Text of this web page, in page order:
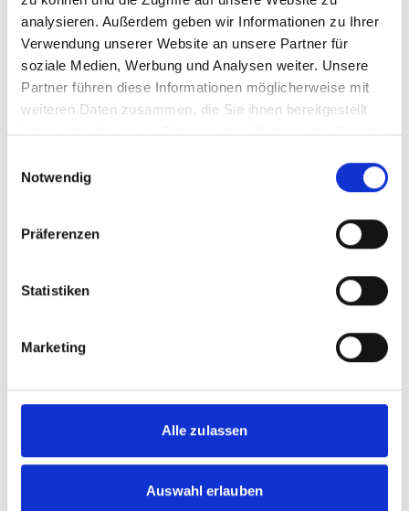
analysieren. Außerdem geben wir Informationen zu Ihrer
Verwendung unserer Website an unsere Partner für
soziale Medien, Werbung und Analysen weiter. Unsere
Partner führen diese Informationen möglicherweise mit
weiteren Daten zusammen, die Sie ihnen bereitgestellt
haben oder die sie im Rahmen Ihrer Nutzung der Dienste
Notwendig
Präferenzen
Statistiken
Marketing
Alle zulassen
Auswahl erlauben
Radstand kann das Kurvenverhalten
verbessern, da das Fahrzeug agiler und
wendiger wird. Dies ist in engen Kurven oder
beim Einparken von Vorteil. Zudem profitiert
die Fahrstabilität vom Achsstand. Ein langer
Radabstand kann die Fahrstabilität auf
unebenen Straßen erhöhen, da die Räder
mehr Platz haben, um Bodenunebenheiten
Der Radstand beeinflusst auch das
Das betrifft etwa die Beinfreiheit. Ein langer
Radabstand schafft mehr Platz im Fond und
Damit entscheidet der Achsstand auch über
den Innenraumkomfort. Ein kurzer Radstand
und das Gefühl von Enge im
Fahrzeuginnenraum verstärken. Ebenfalls
ermöglicht ein langer Radstand in der Regel
Raum zwischen den Achsen für Gepäck
genutzt werden kann.